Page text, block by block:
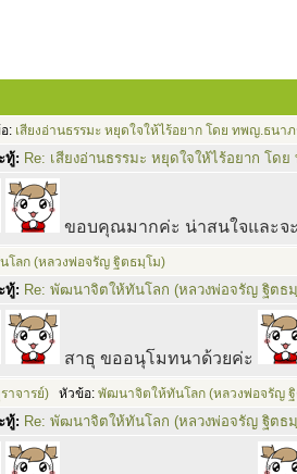
: เสียงอ่านธรรมะ หยุดใจให้ไร้อยาก โดย ทพญ.ธนา
ทู้: Re: เสียงอ่านธรรมะ หยุดใจให้ไร้อยาก โ
ขอบคุณมากค่ะ น่าสนใจและจ
ลก (หลวงพ่อจรัญ ฐิตธมฺโม)
ทู้: Re: พัฒนาจิตให้ทันโลก (หลวงพ่อจรัญ ฐิตธ
สาธุ ขออนุโมทนาด้วยค่ะ
าจารย์) หัวข้อ: พัฒนาจิตให้ทันโลก (หลวงพ่อจรัญ
ทู้: Re: พัฒนาจิตให้ทันโลก (หลวงพ่อจรัญ ฐิตธ